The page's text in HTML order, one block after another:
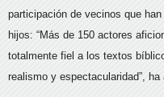
participación de vecinos que
hijos: “Más de 150 actores
totalmente fiel a los textos
realismo y espectacularidad”, ha